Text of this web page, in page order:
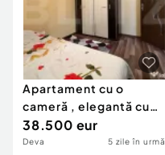
Apartament cu o
cameră , elegantă cu
multă lumină
38.500 eur
Deva 5 zile în urmă